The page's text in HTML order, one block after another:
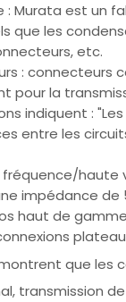
: Murata est un
que les
etc.
: connecteurs
pour la
indiquent :
entre les
haute
impédance
haut de
que les
transmission